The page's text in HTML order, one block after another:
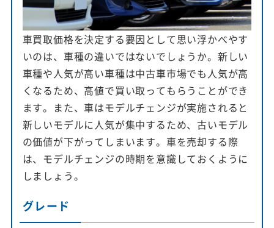
車買取価格を決定する要因として思い浮かべやす
いのは、車種の違いではないでしょうか。新しい
車種や人気が高い車種は中古車市場でも人気が高
くなるため、高値で買い取ってもらうことができ
ます。また、車はモデルチェンジが実施されると
新しいモデルに人気が集中するため、古いモデル
の価値が下がってしまいます。車を売却する際
は、モデルチェンジの時期を意識しておくように
しましょう。
グレード